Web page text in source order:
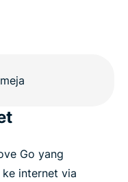
Go yang
internet via